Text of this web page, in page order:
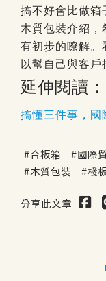
搞不好會比做箱
木質包裝介紹，
有初步的瞭解。
以幫自己與客戶
延伸閱讀：
搞懂三件事，國
合板箱 國際
木質包裝
棧
分享此文章